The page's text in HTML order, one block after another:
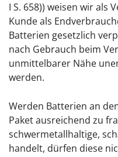
I S. 658)) weisen wir als
Kunde als
Batterien gesetzlich
nach Gebrauch beim
unmittelbarer Nähe
werden.
Werden Batterien an
Paket ausreichend zu
schwermetallhaltige,
handelt, dürfen diese